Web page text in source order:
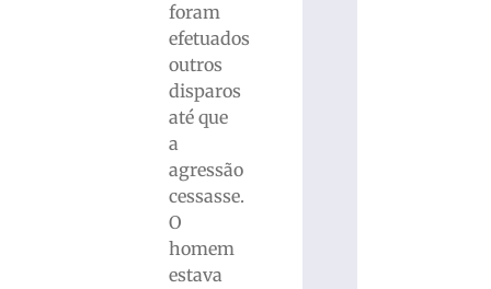
foram
efetuados
outros
disparos
até que
a
agressão
cessasse.
O
homem
estava